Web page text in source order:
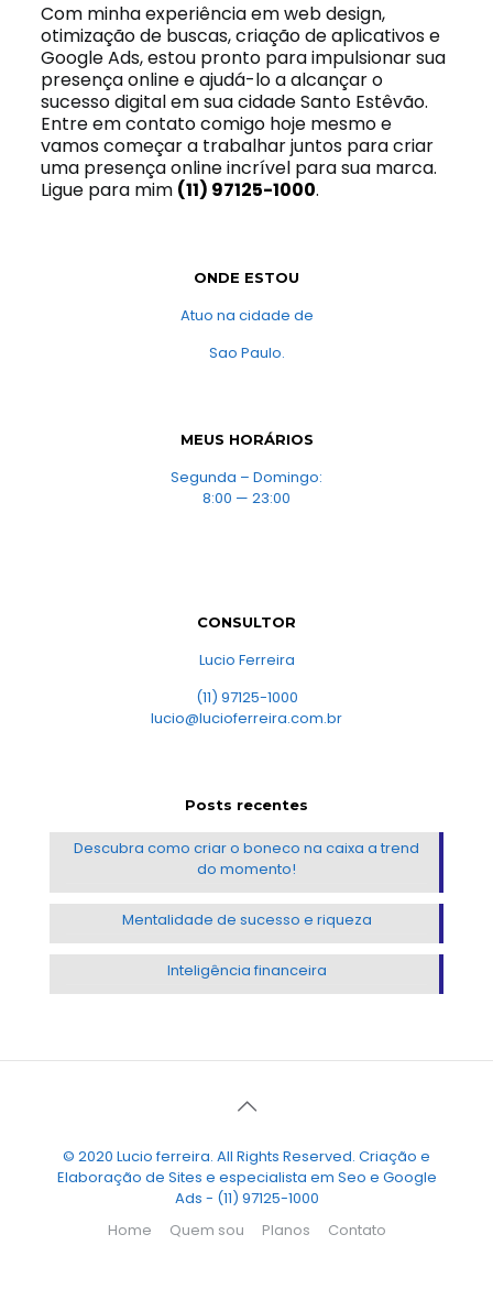
Com minha experiência em web design,
otimização de buscas, criação de aplicativos e
Google Ads, estou pronto para impulsionar sua
presença online e ajudá-lo a alcançar o
sucesso digital em sua cidade Santo Estêvão.
Entre em contato comigo hoje mesmo e
vamos começar a trabalhar juntos para criar
uma presença online incrível para sua marca.
Ligue para mim (11) 97125-1000.
ONDE ESTOU
Atuo na cidade de
Sao Paulo.
MEUS HORÁRIOS
Segunda – Domingo:
8:00 — 23:00
CONSULTOR
Lucio Ferreira
(11) 97125-1000
lucio@lucioferreira.com.br
Posts recentes
Descubra como criar o boneco na caixa a trend
do momento!
Mentalidade de sucesso e riqueza
Inteligência financeira
© 2020 Lucio ferreira. All Rights Reserved. Criação e
Elaboração de Sites e especialista em Seo e Google
Ads - (11) 97125-1000
Home
Quem sou Planos Contato